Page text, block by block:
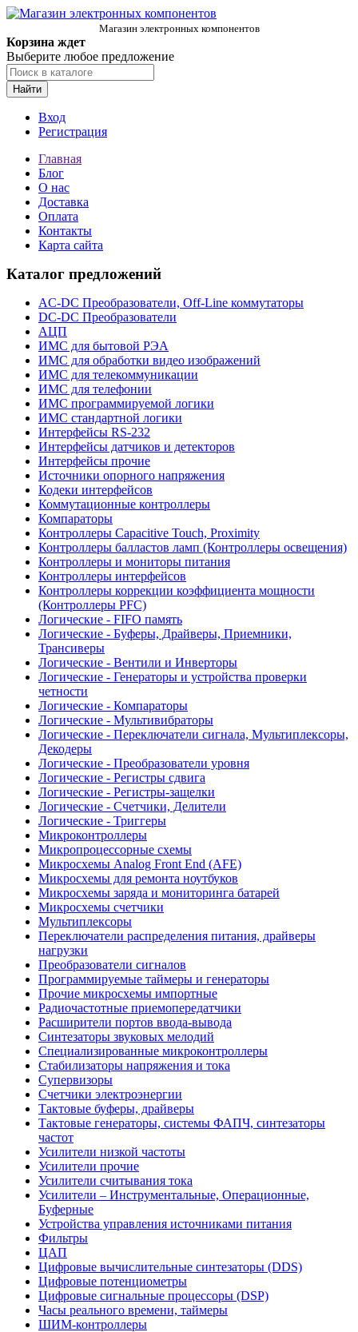
Магазин электронных компонентов
Корзина ждет
Выберите любое предложение
Найти
Вход
Регистрация
Главная
Блог
О нас
Доставка
Оплата
Контакты
Карта сайта
Каталог предложений
AC-DC Преобразователи, Off-Line коммутаторы
DC-DC Преобразователи
АЦП
ИМС для бытовой РЭА
ИМС для обработки видео изображений
ИМС для телекоммуникации
ИМС для телефонии
ИМС программируемой логики
ИМС стандартной логики
Интерфейсы RS-232
Интерфейсы датчиков и детекторов
Интерфейсы прочие
Источники опорного напряжения
Кодеки интерфейсов
Коммутационные контроллеры
Компараторы
Контроллеры Capacitive Touch, Proximity
Контроллеры балластов ламп (Контроллеры освещения)
Контроллеры и мониторы питания
Контроллеры интерфейсов
Контроллеры коррекции коэффициента мощности
(Контроллеры PFC)
Логические - FIFO память
Логические - Буферы, Драйверы, Приемники,
Трансиверы
Логические - Вентили и Инверторы
Логические - Генераторы и устройства проверки
четности
Логические - Компараторы
Логические - Мультивибраторы
Логические - Переключатели сигнала, Мультиплексоры,
Декодеры
Логические - Преобразователи уровня
Логические - Регистры сдвига
Логические - Регистры-защелки
Логические - Счетчики, Делители
Логические - Триггеры
Микроконтроллеры
Микропроцессорные схемы
Микросхемы Analog Front End (AFE)
Микросхемы для ремонта ноутбуков
Микросхемы заряда и мониторинга батарей
Микросхемы счетчики
Мультиплексоры
Переключатели распределения питания, драйверы
нагрузки
Преобразователи сигналов
Программируемые таймеры и генераторы
Прочие микросхемы импортные
Радиочастотные приемопередатчики
Расширители портов ввода-вывода
Синтезаторы звуковых мелодий
Специализированные микроконтроллеры
Стабилизаторы напряжения и тока
Супервизоры
Счетчики электроэнергии
Тактовые буферы, драйверы
Тактовые генераторы, системы ФАПЧ, синтезаторы
частот
Усилители низкой частоты
Усилители прочие
Усилители считывания тока
Усилители – Инструментальные, Операционные,
Буферные
Устройства управления источниками питания
Фильтры
ЦАП
Цифровые вычислительные синтезаторы (DDS)
Цифровые потенциометры
Цифровые сигнальные процессоры (DSP)
Часы реального времени, таймеры
ШИМ-контроллеры